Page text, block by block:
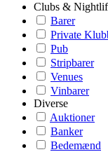
Clubs &
Barer
Private
Pub
Stripbarer
Venues
Vinbarer
Diverse
Auktioner
Banker
Bedemænd